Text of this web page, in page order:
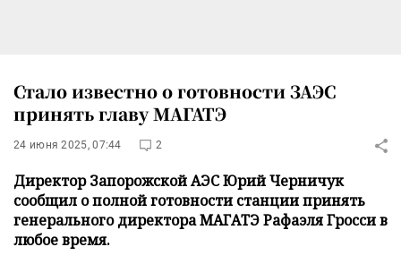
Стало известно о готовности ЗАЭС
принять главу МАГАТЭ
24 июня 2025, 07:44 2
Директор Запорожской АЭС Юрий Черничук
сообщил о полной готовности станции принять
генерального директора МАГАТЭ Рафаэля Гросси в
любое время.